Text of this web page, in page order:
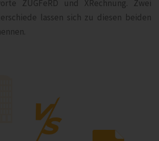
ZUGFeRD und XRechnung. Zwei
lassen sich zu diesen beiden